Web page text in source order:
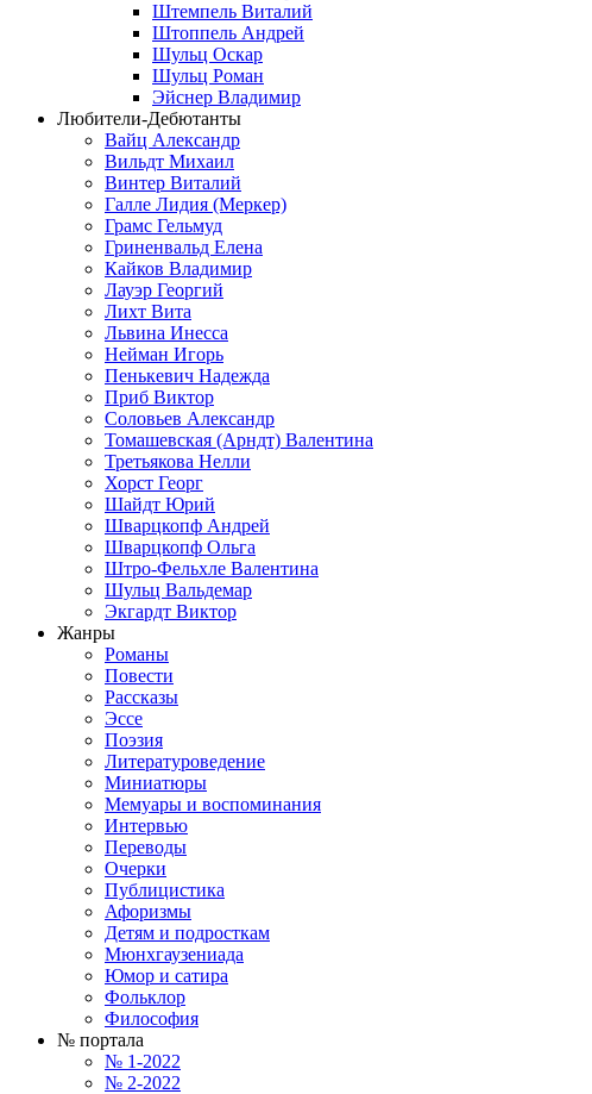
Штемпель Виталий
Штоппель Андрей
Шульц Оскар
Шульц Роман
Эйснер Владимир
Любители-Дебютанты
Вайц Александр
Вильдт Михаил
Винтер Виталий
Галле Лидия (Меркер)
Грамс Гельмуд
Гриненвальд Елена
Кайков Владимир
Лауэр Георгий
Лихт Вита
Львина Инесса
Нейман Игорь
Пенькевич Надежда
Приб Виктор
Соловьев Александр
Томашевская (Арндт) Валентина
Третьякова Нелли
Хорст Георг
Шайдт Юрий
Шварцкопф Андрей
Шварцкопф Ольга
Штро-Фельхле Валентина
Шульц Вальдемар
Экгардт Виктор
Жанры
Романы
Повести
Рассказы
Эссе
Поэзия
Литературоведение
Миниатюры
Мемуары и воспоминания
Интервью
Переводы
Очерки
Публицистика
Афоризмы
Детям и подросткам
Мюнхгаузениада
Юмор и сатира
Фольклор
Философия
№ портала
№ 1-2022
№ 2-2022